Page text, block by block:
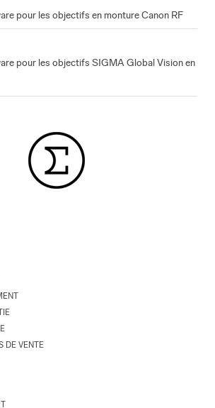
pour les objectifs en monture Canon RF
pour les objectifs SIGMA Global Vision en
DE VENTE